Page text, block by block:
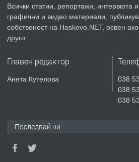
ПРЕДЛАГА
Продавам
СГЛОБЯВАНЕ
Всички статии, репортажи, интервюта и
графични и видео материали,
собственост на Haskovo.NET, освен
друго.
Главен редактор
Анета Кутелова
038
038
038
Последвай ни